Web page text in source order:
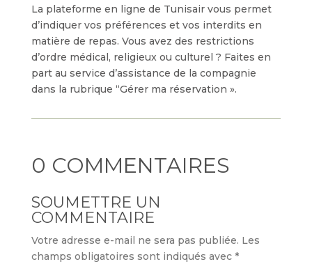
La plateforme en ligne de Tunisair vous permet
d’indiquer vos préférences et vos interdits en
matière de repas. Vous avez des restrictions
d’ordre médical, religieux ou culturel ? Faites en
part au service d’assistance de la compagnie
dans la rubrique “Gérer ma réservation ».
0 COMMENTAIRES
SOUMETTRE UN
COMMENTAIRE
Votre adresse e-mail ne sera pas publiée. Les
champs obligatoires sont indiqués avec *